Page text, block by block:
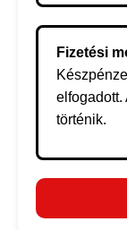
Fizetési
elfogadott.
történik.